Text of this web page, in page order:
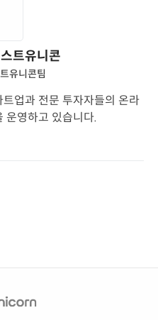
트유니콘
유니콘팀
업과 전문 투자자들의 온라
운영하고 있습니다.